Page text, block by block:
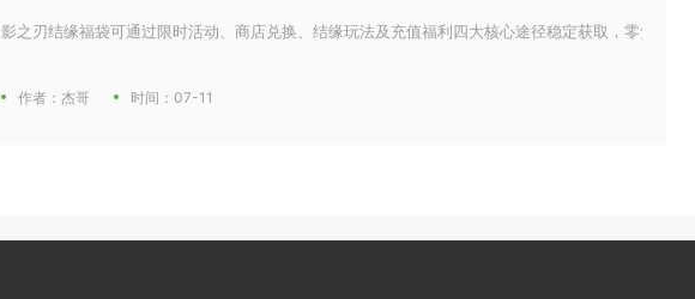
影之刃结缘福袋可通过限时活动、商店兑换、结缘玩法及充值福利四大核心途径稳定获取，零氪与氪
作者：杰哥 时间：07-11